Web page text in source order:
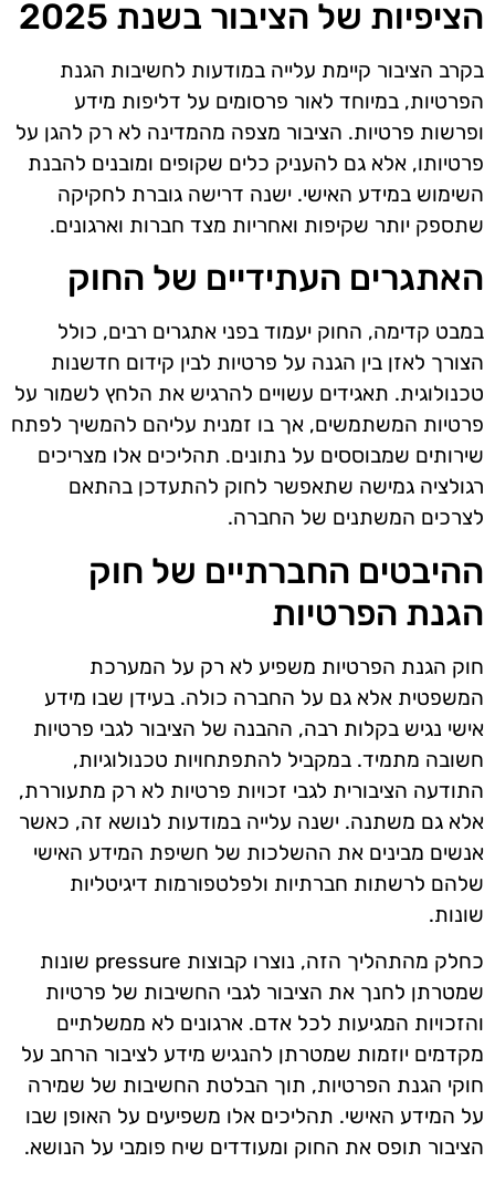
הציפיות של הציבור בשנת 2025
בקרב הציבור קיימת עלייה במודעות לחשיבות הגנת
הפרטיות, במיוחד לאור פרסומים על דליפות מידע
ופרשות פרטיות. הציבור מצפה מהמדינה לא רק להגן על
פרטיותו, אלא גם להעניק כלים שקופים ומובנים להבנת
השימוש במידע האישי. ישנה דרישה גוברת לחקיקה
שתספק יותר שקיפות ואחריות מצד חברות וארגונים.
האתגרים העתידיים של החוק
במבט קדימה, החוק יעמוד בפני אתגרים רבים, כולל
הצורך לאזן בין הגנה על פרטיות לבין קידום חדשנות
טכנולוגית. תאגידים עשויים להרגיש את הלחץ לשמור על
פרטיות המשתמשים, אך בו זמנית עליהם להמשיך לפתח
שירותים שמבוססים על נתונים. תהליכים אלו מצריכים
רגולציה גמישה שתאפשר לחוק להתעדכן בהתאם
לצרכים המשתנים של החברה.
ההיבטים החברתיים של חוק
הגנת הפרטיות
חוק הגנת הפרטיות משפיע לא רק על המערכת
המשפטית אלא גם על החברה כולה. בעידן שבו מידע
אישי נגיש בקלות רבה, ההבנה של הציבור לגבי פרטיות
חשובה מתמיד. במקביל להתפתחויות טכנולוגיות,
התודעה הציבורית לגבי זכויות פרטיות לא רק מתעוררת,
אלא גם משתנה. ישנה עלייה במודעות לנושא זה, כאשר
אנשים מבינים את ההשלכות של חשיפת המידע האישי
שלהם לרשתות חברתיות ולפלטפורמות דיגיטליות
שונות.
כחלק מהתהליך הזה, נוצרו קבוצות pressure שונות
שמטרתן לחנך את הציבור לגבי החשיבות של פרטיות
והזכויות המגיעות לכל אדם. ארגונים לא ממשלתיים
מקדמים יוזמות שמטרתן להנגיש מידע לציבור הרחב על
חוקי הגנת הפרטיות, תוך הבלטת החשיבות של שמירה
על המידע האישי. תהליכים אלו משפיעים על האופן שבו
הציבור תופס את החוק ומעודדים שיח פומבי על הנושא.